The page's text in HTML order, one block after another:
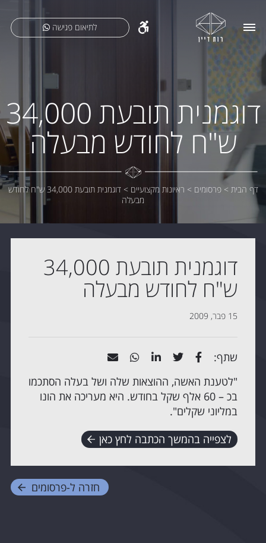
לתיאום פגישה
דוגמנית תובעת 34,000
ש"ח לחודש מבעלה
דף הבית >פרסומים > ראיונות מקצועיים >
דוגמנית תובעת 34,000 ש"ח לחודש
מבעלה
דוגמנית תובעת 34,000
ש"ח לחודש מבעלה
15 פבר, 2009
שתף:
"לטענת האשה, ההוצאות שלה ושל בעלה הסתכמו
בכ – 60 אלף שקל בחודש. היא מעריכה את הונו
במליוני שקלים".
לצפייה בהמשך הכתבה לחץ כאן
חזרה ל-פרסומים